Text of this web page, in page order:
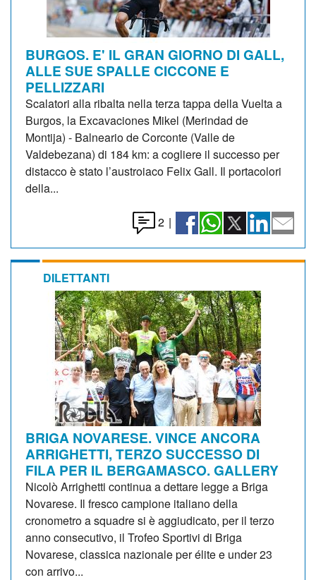
BURGOS. E' IL GRAN GIORNO DI GALL,
ALLE SUE SPALLE CICCONE E
PELLIZZARI
Scalatori alla ribalta nella terza tappa della Vuelta a
Burgos, la Excavaciones Mikel (Merindad de
Montija) - Balneario de Corconte (Valle de
Valdebezana) di 184 km: a cogliere il successo per
distacco è stato l’austroiaco Felix Gall. Il portacolori
della...
2 |
DILETTANTI
BRIGA NOVARESE. VINCE ANCORA
ARRIGHETTI, TERZO SUCCESSO DI
FILA PER IL BERGAMASCO. GALLERY
Nicolò Arrighetti continua a dettare legge a Briga
Novarese. Il fresco campione italiano della
cronometro a squadre si è aggiudicato, per il terzo
anno consecutivo, il Trofeo Sportivi di Briga
Novarese, classica nazionale per élite e under 23
con arrivo...